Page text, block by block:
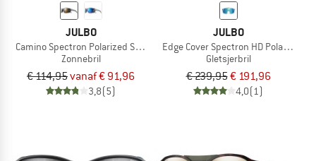
JULBO
Camino Spectron Polarized S3 (VLT 12%)
Zonnebril
€ 114,95vanaf € 91,96
3,8(5)
JULBO
Edge Cover Spectron HD Polarized
Gletsjerbril
€ 239,95€ 191,96
4,0(1)